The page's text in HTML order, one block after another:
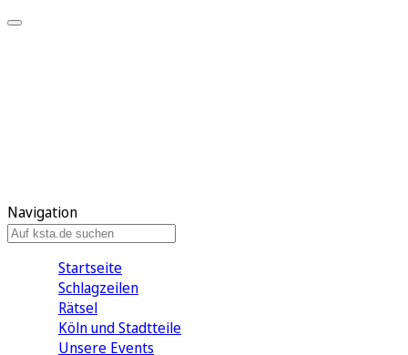
Navigation
Startseite
Schlagzeilen
Rätsel
Köln und Stadtteile
Unsere Events